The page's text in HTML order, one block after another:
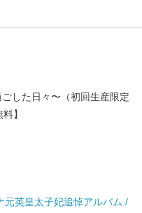
した日々〜（初回生産限定
】
元英皇太子妃追悼アルバム /